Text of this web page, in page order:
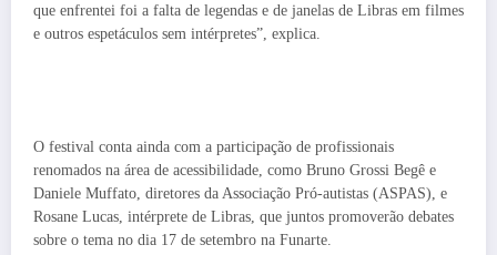
que enfrentei foi a falta de legendas e de janelas de Libras em filmes
e outros espetáculos sem intérpretes”, explica.
O festival conta ainda com a participação de profissionais
renomados na área de acessibilidade, como Bruno Grossi Begê e
Daniele Muffato, diretores da Associação Pró-autistas (ASPAS), e
Rosane Lucas, intérprete de Libras, que juntos promoverão debates
sobre o tema no dia 17 de setembro na Funarte.